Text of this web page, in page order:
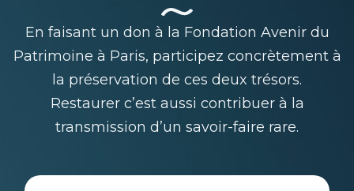
En faisant un don à la Fondation Avenir du
Patrimoine à Paris, participez concrètement à
la préservation de ces deux trésors.
Restaurer c’est aussi contribuer à la
transmission d’un savoir-faire rare.